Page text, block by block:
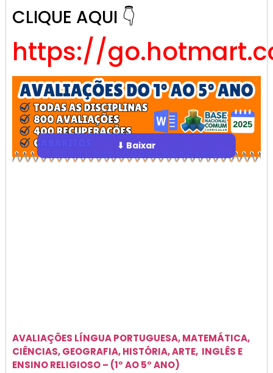
CLIQUE AQUI 👇
https://
⬇ Baixar
AVALIAÇÕES LÍNGUA PORTUGUESA, MATEMÁTICA,
CIÊNCIAS, GEOGRAFIA, HISTÓRIA, ARTE, INGLÊS E
ENSINO RELIGIOSO – (1° AO 5° ANO)